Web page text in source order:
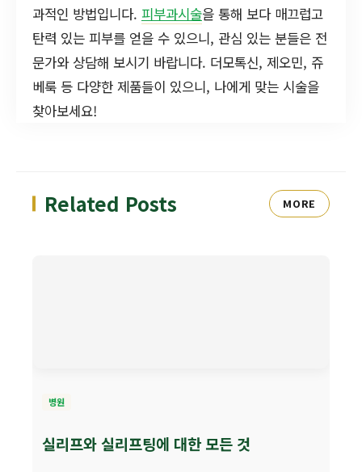
과적인 방법입니다. 피부과시술을 통해 보다 매끄럽고
탄력 있는 피부를 얻을 수 있으니, 관심 있는 분들은 전
문가와 상담해 보시기 바랍니다. 더모톡신, 제오민, 쥬
베룩 등 다양한 제품들이 있으니, 나에게 맞는 시술을
찾아보세요!
Related Posts MORE
병원
실리프와 실리프팅에 대한 모든 것